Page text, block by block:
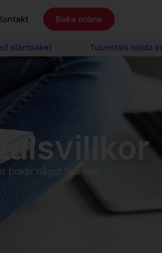
Boka online
Tusentals nöjda kunder
bokar något hos oss.